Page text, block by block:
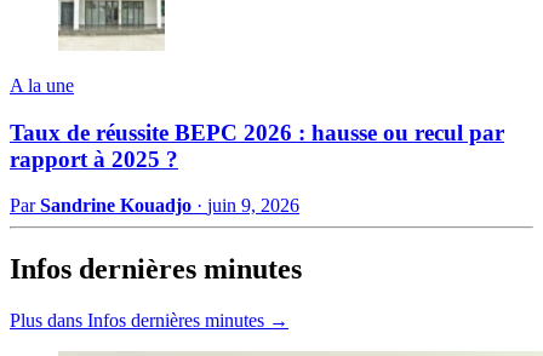
A la une
Taux de réussite BEPC 2026 : hausse ou recul par
rapport à 2025 ?
ParSandrine Kouadjo · juin 9, 2026
Infos dernières minutes
Plus dans Infos dernières minutes →